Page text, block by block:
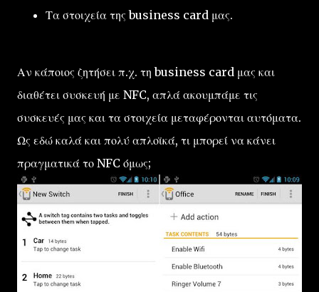
Τα στοιχεία της business card μας.
Αν κάποιος ζητήσει π.χ. τη business card μας και
διαθέτει συσκευή με NFC, απλά ακουμπάμε τις
συσκευές μας και τα στοιχεία μεταφέρονται αυτόματα.
Ως εδώ καλά και πολύ απλοϊκά, τι μπορεί να κάνει
πραγματικά το NFC όμως;